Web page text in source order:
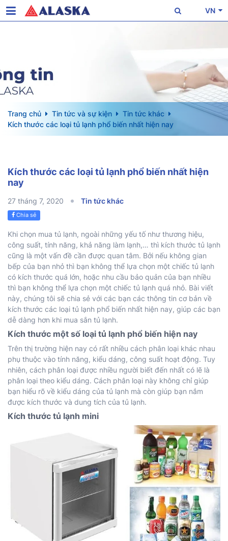
VN
Trang chủ Tin tức và sự kiện
Tin tức khác
Kích thước các loại tủ lạnh phổ biến nhất hiện nay
Kích thước các loại tủ lạnh phổ biến nhất hiện
nay
27 tháng 7, 2020 Tin tức khác
Chia sẻ
Khi chọn mua tủ lạnh, ngoài những yếu tố như thương hiệu,
công suất, tính năng, khả năng làm lạnh,… thì kích thước tủ lạnh
cũng là một vấn đề cần được quan tâm. Bởi nếu không gian
bếp của bạn nhỏ thì bạn không thể lựa chọn một chiếc tủ lạnh
có kích thước quá lớn, hoặc nhu cầu bảo quản của bạn nhiều
thì bạn không thể lựa chọn một chiếc tủ lạnh quá nhỏ. Bài viết
này, chúng tôi sẽ chia sẻ với các bạn các thông tin cơ bản về
kích thước các loại tủ lạnh phổ biến nhất hiện nay, giúp các bạn
dễ dàng hơn khi mua sắn tủ lạnh.
Kích thước một số loại tủ lạnh phổ biến hiện nay
Trên thị trường hiện nay có rất nhiều cách phân loại khác nhau
phụ thuộc vào tính năng, kiểu dáng, công suất hoạt động. Tuy
nhiên, cách phân loại được nhiều người biết đến nhất có lẽ là
phân loại theo kiểu dáng. Cách phân loại này không chỉ giúp
bạn hiểu rõ về kiểu dáng của tủ lạnh mà còn giúp bạn nắm
được kích thước và dung tích của tủ lạnh.
Kích thước tủ lạnh mini